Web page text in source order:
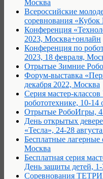
Москва
Всероссийские
соревнования
Конференция
2023, Москва+онлайн
Конференция по
2023, 18 февраля,
Отрытые Зимние
Форум-выставка
декабря 2022, Москва
Серия мастер-
робототехнике, 10-14
Отрытые РобоИгры, 4
День открытых
«Тесла», 24-28
Бесплатные лагерные
Москва
Бесплатная серия
День защиты детей,
Соревнования